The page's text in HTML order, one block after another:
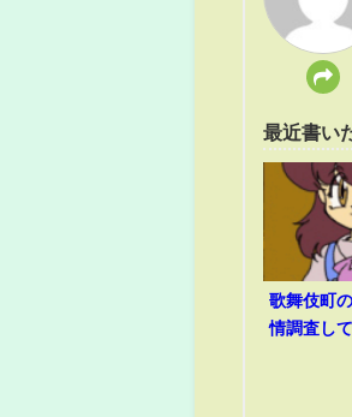
最近書い
歌舞伎町
情調査し